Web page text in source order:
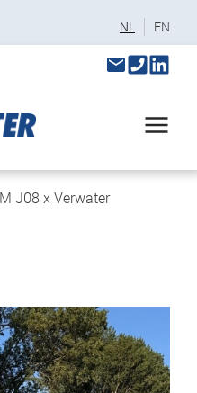
NL EN
J08 x Verwater